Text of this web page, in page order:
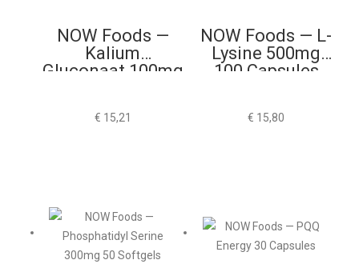
NOW Foods —
Kalium
Gluconaat 100mg
€ 15,21
NOW Foods — L-
Lysine 500mg
100 Capsules
€ 15,80